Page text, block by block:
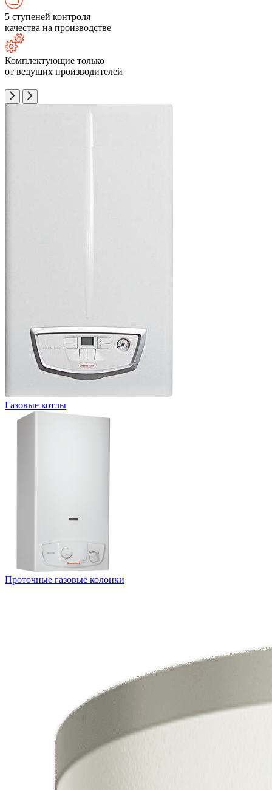
5 ступеней контроля
качества на производстве
Комплектующие только
от ведущих производителей
Газовые котлы
Проточные газовые колонки